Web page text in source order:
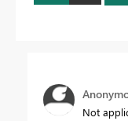
Not